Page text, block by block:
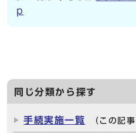
p
同じ分類から探す
手続実施一覧 （この記